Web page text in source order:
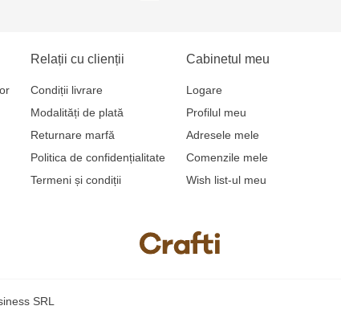
Relații cu clienții
Condiții livrare
Modalități de plată
Returnare marfă
Politica de confidențialitate
Termeni și condiții
Cabinetul meu
Logare
Profilul meu
Adresele mele
Comenzile mele
Wish list-ul meu
SRL